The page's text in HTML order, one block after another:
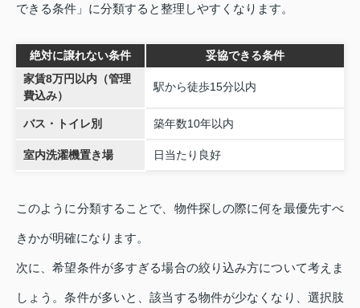
できる条件」に分類すると整理しやすくなります。
絶対に譲れない条件
妥協できる条件
家賃8万円以内（管理
費込み）
駅から徒歩15分以内
バス・トイレ別 築年数10年以内
室内洗濯機置き場 日当たり良好
このように分類することで、物件探しの際に何を最優先すべ
きかが明確になります。
次に、希望条件が多すぎる場合の絞り込み方について考えま
しょう。条件が多いと、該当する物件が少なくなり、選択肢